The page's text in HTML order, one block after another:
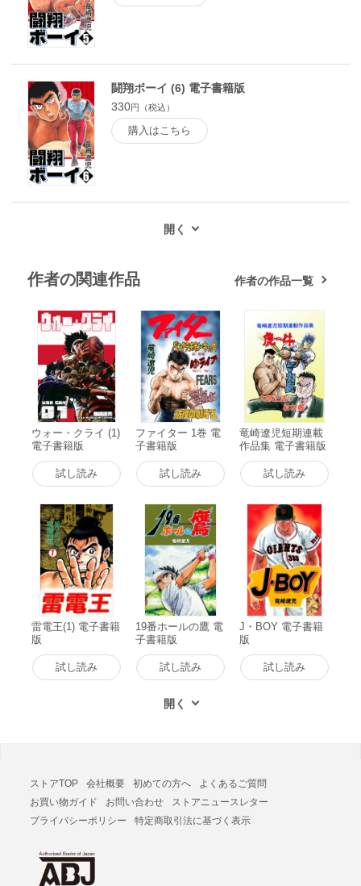
闘翔ボーイ (6) 電子書籍版
330円（税込）
購入はこちら
作者の関連作品 作者の作品一覧
ウォー・クライ (1)
電子書籍版
試し読み
ファイター 1巻 電
子書籍版
試し読み
竜崎遼児短期連載
作品集 電子書籍版
試し読み
雷電王(1) 電子書籍
版
試し読み
19番ホールの鷹 電
子書籍版
試し読み
J・BOY 電子書籍
版
試し読み
ストアTOP 会社概要 初めての方へ
よくあるご質問
お買い物ガイド
お問い合わせ
ストアニュースレター
プライバシーポリシー
特定商取引法に基づく表示